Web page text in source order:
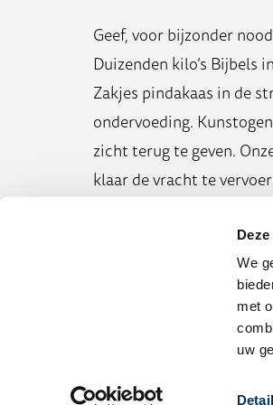
We
met
uw
Geef, voor bijzonder
Duizenden kilo’s Bijbels
Zakjes pindakaas in de
ondervoeding.
zicht terug te geven.
klaar de vracht te